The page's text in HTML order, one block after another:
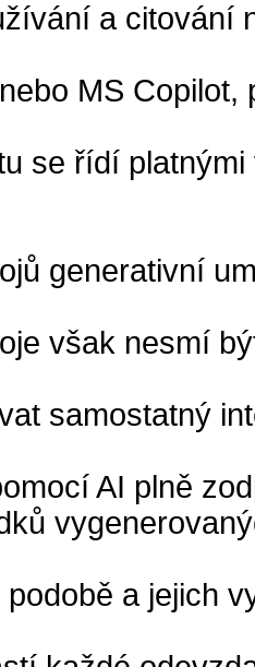
a citování
MS
se řídí
generativní
však nesmí
samostatný
AI plně
a jejich